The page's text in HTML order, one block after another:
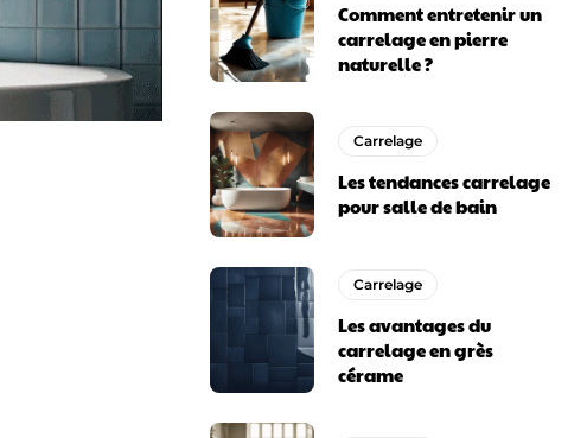
Comment entretenir un
carrelage en pierre
naturelle ?
Carrelage
Les tendances carrelage
pour salle de bain
Carrelage
Les avantages du
carrelage en grès
cérame